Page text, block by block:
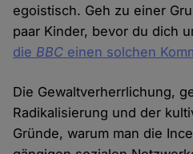
egoistisch. Geh zu einer
paar Kinder, bevor du dich
die BBC einen solchen
Die Gewaltverherrlichung,
Radikalisierung und der
Gründe, warum man die